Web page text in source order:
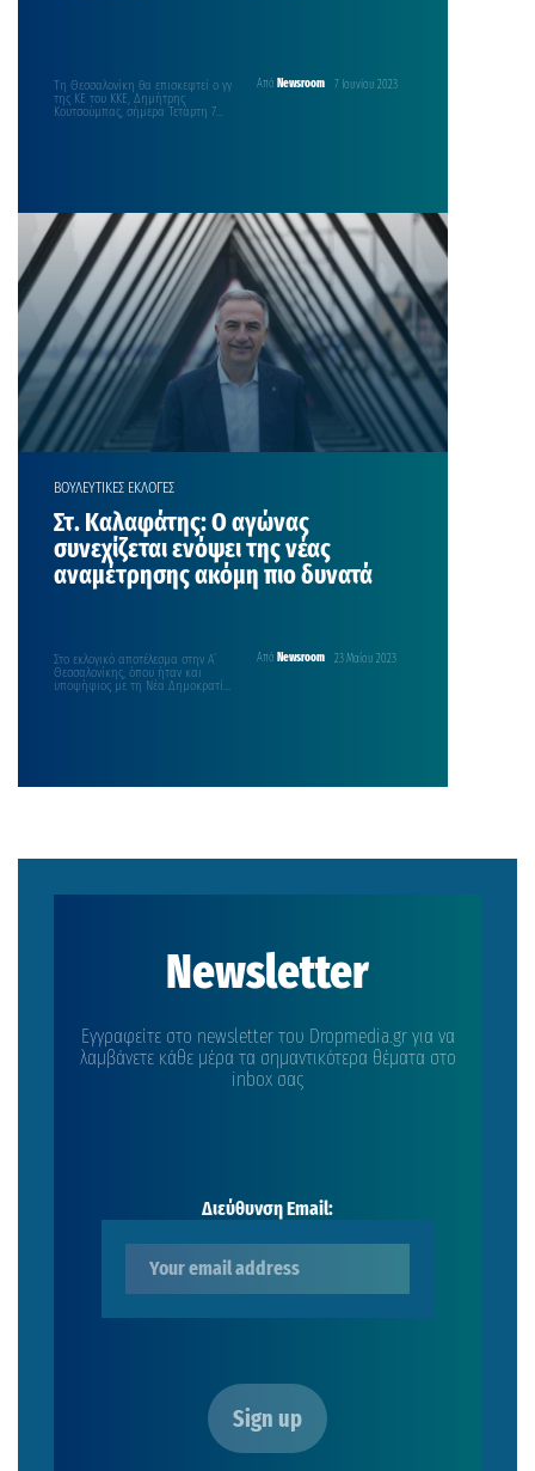
Από Newsroom 7 Ιουνίου 2023
Τη Θεσσαλονίκη θα επισκεφτεί ο γγ
της ΚΕ του ΚΚΕ, Δημήτρης
Κουτσούμπας, σήμερα Τετάρτη 7
ΒΟΥΛΕΥΤΙΚΕΣ ΕΚΛΟΓΕΣ
Στ. Καλαφάτης: Ο αγώνας
συνεχίζεται ενόψει της νέας
αναμέτρησης ακόμη πιο δυνατά
Από Newsroom 23 Μαΐου 2023
Στο εκλογικό αποτέλεσμα στην Α’
Θεσσαλονίκης, όπου ήταν και
υποψήφιος με τη Νέα Δημοκρατία,
Newsletter
Εγγραφείτε στο newsletter του Dropmedia.gr για να
λαμβάνετε κάθε μέρα τα σημαντικότερα θέματα στο
inbox σας
Διεύθυνση Email: